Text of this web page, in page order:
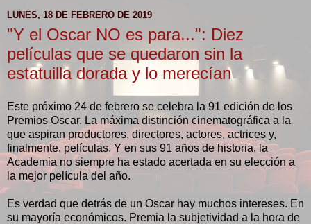
LUNES, 18 DE FEBRERO DE 2019
"Y el Oscar NO es para...": Diez
películas que se quedaron sin la
estatuilla dorada y lo merecían
Este próximo 24 de febrero se celebra la 91 edición de los
Premios Oscar. La máxima distinción cinematográfica a la
que aspiran productores, directores, actores, actrices y,
finalmente, películas. Y en sus 91 años de historia, la
Academia no siempre ha estado acertada en su elección a
la mejor película del año.
Es verdad que detrás de un Oscar hay muchos intereses. En
su mayoría económicos. Premia la subjetividad a la hora de